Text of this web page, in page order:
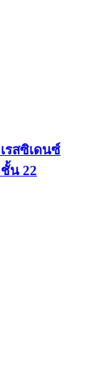
รสซิเดนซ์
ชั้น 22